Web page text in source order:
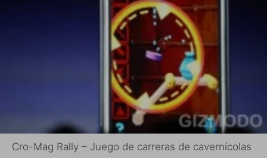
Cro-Mag Rally – Juego de carreras de cavernícolas